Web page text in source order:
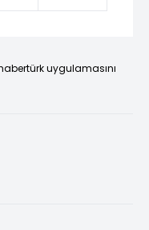
uygulamasını